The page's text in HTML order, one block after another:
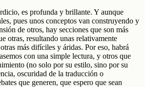
es profunda y brillante. Y aunque
pues unos conceptos van construyendo y
de otros, hay secciones que son más
otras, resultando unas relativamente
más difíciles y áridas. Por eso, habrá
con una simple lectura, y otros que
(no solo por su estilo, sino por su
oscuridad de la traducción o
que generen, que espero que sean